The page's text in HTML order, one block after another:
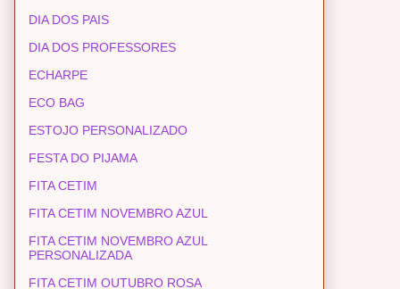
DIA DOS PAIS
DIA DOS PROFESSORES
ECHARPE
ECO BAG
ESTOJO PERSONALIZADO
FESTA DO PIJAMA
FITA CETIM
FITA CETIM NOVEMBRO AZUL
FITA CETIM NOVEMBRO AZUL
PERSONALIZADA
FITA CETIM OUTUBRO ROSA